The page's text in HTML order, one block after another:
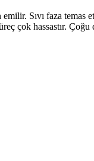
Sıvı faza temas
çok hassastır.